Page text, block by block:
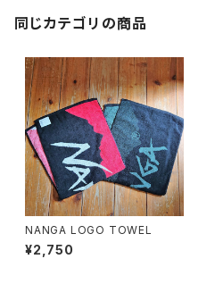
同じカテゴリの商品
NANGA LOGO TOWEL
¥2,750